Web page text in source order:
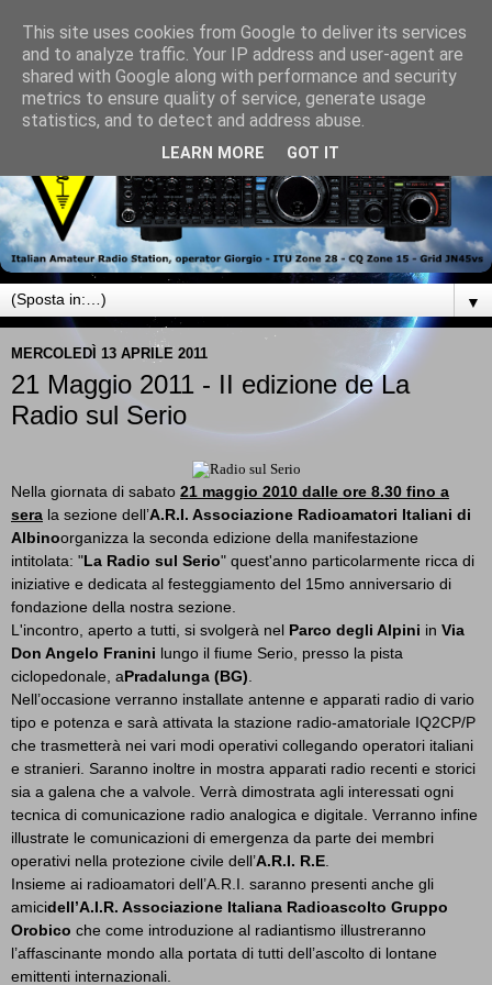
▼
MERCOLEDÌ 13 APRILE 2011
21 Maggio 2011 - II edizione de La
Radio sul Serio
Nella giornata di sabato 21 maggio 2010 dalle ore 8.30 fino a
sera la sezione dell’A.R.I. Associazione Radioamatori Italiani di
Albinoorganizza la seconda edizione della manifestazione
intitolata: "La Radio sul Serio" quest'anno particolarmente ricca di
iniziative e dedicata al festeggiamento del 15mo anniversario di
fondazione della nostra sezione.
L'incontro, aperto a tutti, si svolgerà nel Parco degli Alpini in Via
Don Angelo Franini lungo il fiume Serio, presso la pista
ciclopedonale, aPradalunga (BG)
Nell’occasione verranno installate antenne e apparati radio di vario
tipo e potenza e sarà attivata la stazione radio-amatoriale IQ2CP/P
che trasmetterà nei vari modi operativi collegando operatori italiani
e stranieri. Saranno inoltre in mostra apparati radio recenti e storici
sia a galena che a valvole. Verrà dimostrata agli interessati ogni
tecnica di comunicazione radio analogica e digitale. Verranno infine
illustrate le comunicazioni di emergenza da parte dei membri
operativi nella protezione civile dell’A.R.I. R.E
Insieme ai radioamatori dell’A.R.I. saranno presenti anche gli
amicidell’A.I.R. Associazione Italiana Radioascolto Gruppo
Orobico che come introduzione al radiantismo illustreranno
l’affascinante mondo alla portata di tutti dell’ascolto di lontane
emittenti internazionali.
This site uses cookies from Google to deliver its services
and to analyze traffic. Your IP address and user-agent are
shared with Google along with performance and security
metrics to ensure quality of service, generate usage
statistics, and to detect and address abuse.
LEARN MORE GOT IT